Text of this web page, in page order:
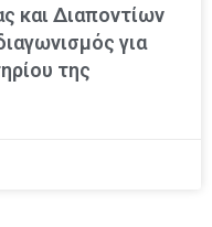
και Διαποντίων
για
της